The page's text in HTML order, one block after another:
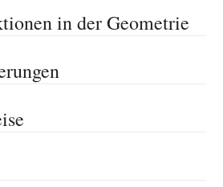
in der Geometrie